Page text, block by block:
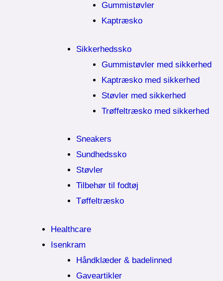
Gummistøvler
Kaptræsko
Sikkerhedssko
Gummistøvler med sikkerhed
Kaptræsko med sikkerhed
Støvler med sikkerhed
Trøffeltræsko med sikkerhed
Sneakers
Sundhedssko
Støvler
Tilbehør til fodtøj
Tøffeltræsko
Healthcare
Isenkram
Håndklæder & badelinned
Gaveartikler